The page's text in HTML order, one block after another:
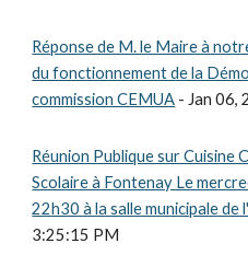
Réponse de M. le Maire à
du fonctionnement de la
commission CEMUA - Jan 06,
Réunion Publique sur Cuisine
Scolaire à Fontenay Le
22h30 à la salle municipale de
3:25:15 PM